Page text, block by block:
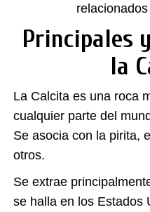
Principales
la
La Calcita es una roca
cualquier parte del
Se asocia con la pirita,
otros.
Se extrae
se halla en los Estados